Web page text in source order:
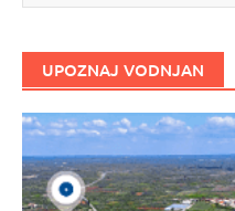
UPOZNAJ VODNJAN